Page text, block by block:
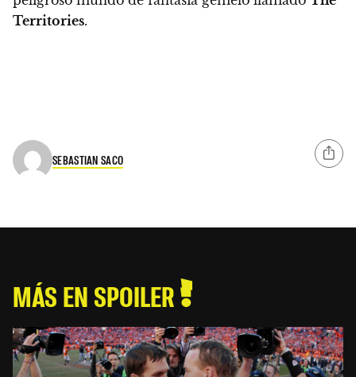
Territories.
SEBASTIAN SACO
MÁS EN SPOILER